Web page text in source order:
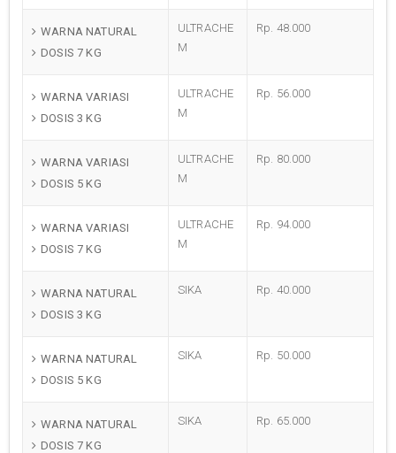
WARNA NATURAL
DOSIS 7 KG
ULTRACHE
M
Rp. 48.000
WARNA VARIASI
DOSIS 3 KG
ULTRACHE
M
Rp. 56.000
WARNA VARIASI
DOSIS 5 KG
ULTRACHE
M
Rp. 80.000
WARNA VARIASI
DOSIS 7 KG
ULTRACHE
M
Rp. 94.000
WARNA NATURAL
DOSIS 3 KG
SIKA Rp. 40.000
WARNA NATURAL
DOSIS 5 KG
SIKA Rp. 50.000
WARNA NATURAL
DOSIS 7 KG
SIKA Rp. 65.000